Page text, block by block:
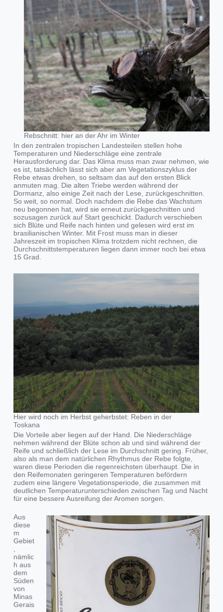
Rebschnitt: hier an der Ahr im Winter
In den zentralen tropischen Landesteilen stellen hohe
Temperaturen und Niederschläge eine zentrale
Herausforderung dar. Das Klima muss man zwar nehmen, wie
es ist, tatsächlich lässt sich aber am Vegetationszyklus der
Rebe etwas drehen, so seltsam das auf den ersten Blick
anmuten mag. Die alten Triebe werden während der
Dormanz, also einige Zeit nach der Lese, zurückgeschnitten.
So weit, so normal. Doch nachdem die Rebe das Wachstum
neu begonnen hat, wird sie erneut zurückgeschnitten und
sozusagen zurück auf Start geschickt. Dadurch verschieben
sich Blüte und Reife nach hinten und gelesen wird erst im
brasilianischen Winter. Mit Frost muss man in dieser
Jahreszeit im tropischen Klima trotzdem nicht rechnen, die
Durchschnittstemperaturen liegen dann immer noch bei etwa
15 Grad.
Hier wird noch im Herbst geherbstet: Reben in der
Toskana
Die Vorteile aber liegen auf der Hand. Die Niederschläge
nehmen während der Blüte schon ab und sind während der
Reife und schließlich der Lese im Durchschnitt gering. Früher,
also als man dem natürlichen Rhythmus der Rebe folgte,
waren diese Perioden die regenreichsten überhaupt. Die in
den Reifemonaten geringeren Temperaturen befördern
zudem eine längere Vegetationsperiode, die zusammen mit
deutlichen Temperaturunterschieden zwischen Tag und Nacht
für eine bessere Ausreifung der Aromen sorgen.
Aus
diese
m
Gebiet
,
nämlic
h aus
dem
Süden
von
Minas
Gerais